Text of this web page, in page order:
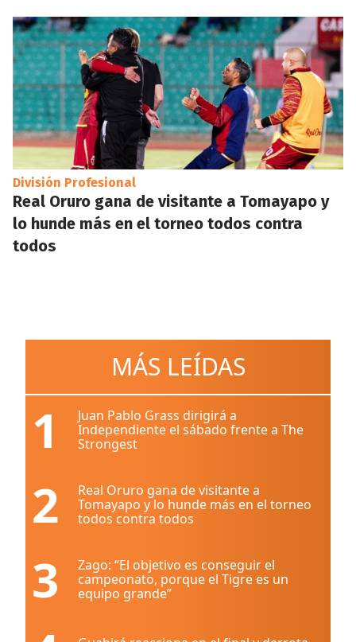
División Profesional
Real Oruro gana de visitante a Tomayapo y
lo hunde más en el torneo todos contra
todos
MÁS LEÍDAS
1
Juan Pablo Grass dirigirá a
Independiente el sábado frente a The
Strongest
2
Real Oruro gana de visitante a
Tomayapo y lo hunde más en el torneo
todos contra todos
3
Zago: “El objetivo es conseguir el
campeonato, porque el Tigre es un
equipo grande”